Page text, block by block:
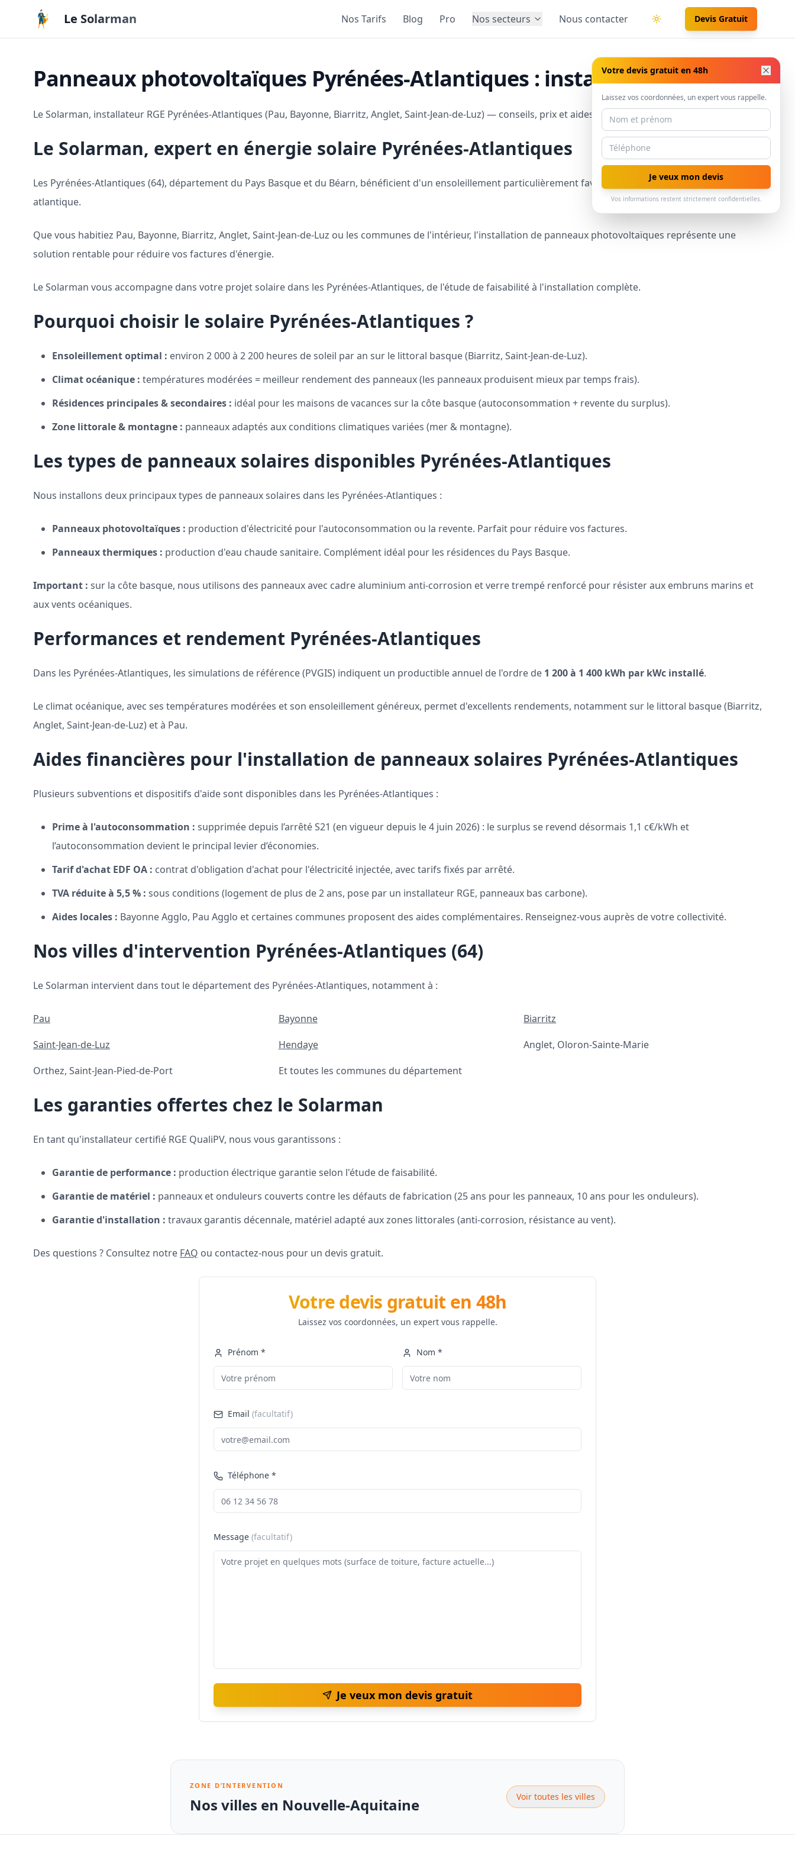
Aller au contenu principal
Le Solarman Nos Tarifs Blog Pro Nos secteurs Nous contacter Basculer le thème
Devis Gratuit
Panneaux photovoltaïques Pyrénées-Atlantiques : installation & devis
Le Solarman, installateur RGE Pyrénées-Atlantiques (Pau, Bayonne, Biarritz, Anglet, Saint-Jean-de-Luz) — conseils, prix et aides 2025.
Le Solarman, expert en énergie solaire Pyrénées-Atlantiques
Les Pyrénées-Atlantiques (64), département du Pays Basque et du Béarn, bénéficient d'un ensoleillement particulièrement favorable, notamment sur le littoral
atlantique.
Que vous habitiez Pau, Bayonne, Biarritz, Anglet, Saint-Jean-de-Luz ou les communes de l'intérieur, l'installation de panneaux photovoltaïques représente une
solution rentable pour réduire vos factures d'énergie.
Le Solarman vous accompagne dans votre projet solaire dans les Pyrénées-Atlantiques, de l'étude de faisabilité à l'installation complète.
Pourquoi choisir le solaire Pyrénées-Atlantiques ?
Ensoleillement optimal : environ 2 000 à 2 200 heures de soleil par an sur le littoral basque (Biarritz, Saint-Jean-de-Luz).
Climat océanique : températures modérées = meilleur rendement des panneaux (les panneaux produisent mieux par temps frais).
Résidences principales & secondaires : idéal pour les maisons de vacances sur la côte basque (autoconsommation + revente du surplus).
Zone littorale & montagne : panneaux adaptés aux conditions climatiques variées (mer & montagne).
Les types de panneaux solaires disponibles Pyrénées-Atlantiques
Nous installons deux principaux types de panneaux solaires dans les Pyrénées-Atlantiques :
Panneaux photovoltaïques : production d'électricité pour l'autoconsommation ou la revente. Parfait pour réduire vos factures.
Panneaux thermiques : production d'eau chaude sanitaire. Complément idéal pour les résidences du Pays Basque.
Important : sur la côte basque, nous utilisons des panneaux avec cadre aluminium anti-corrosion et verre trempé renforcé pour résister aux embruns marins et
aux vents océaniques.
Performances et rendement Pyrénées-Atlantiques
Dans les Pyrénées-Atlantiques, les simulations de référence (PVGIS) indiquent un productible annuel de l'ordre de 1 200 à 1 400 kWh par kWc installé.
Le climat océanique, avec ses températures modérées et son ensoleillement généreux, permet d'excellents rendements, notamment sur le littoral basque (Biarritz,
Anglet, Saint-Jean-de-Luz) et à Pau.
Aides financières pour l'installation de panneaux solaires Pyrénées-Atlantiques
Plusieurs subventions et dispositifs d'aide sont disponibles dans les Pyrénées-Atlantiques :
Prime à l'autoconsommation : supprimée depuis l’arrêté S21 (en vigueur depuis le 4 juin 2026) : le surplus se revend désormais 1,1 c€/kWh et
l’autoconsommation devient le principal levier d’économies.
Tarif d'achat EDF OA : contrat d'obligation d'achat pour l'électricité injectée, avec tarifs fixés par arrêté.
TVA réduite à 5,5 % : sous conditions (logement de plus de 2 ans, pose par un installateur RGE, panneaux bas carbone).
Aides locales : Bayonne Agglo, Pau Agglo et certaines communes proposent des aides complémentaires. Renseignez-vous auprès de votre collectivité.
Nos villes d'intervention Pyrénées-Atlantiques (64)
Le Solarman intervient dans tout le département des Pyrénées-Atlantiques, notamment à :
Pau Bayonne
Biarritz
Saint-Jean-de-Luz
Hendaye
Anglet, Oloron-Sainte-Marie
Orthez, Saint-Jean-Pied-de-Port
Et toutes les communes du département
Les garanties offertes chez le Solarman
En tant qu'installateur certifié RGE QualiPV, nous vous garantissons :
Garantie de performance : production électrique garantie selon l'étude de faisabilité.
Garantie de matériel : panneaux et onduleurs couverts contre les défauts de fabrication (25 ans pour les panneaux, 10 ans pour les onduleurs).
Garantie d'installation : travaux garantis décennale, matériel adapté aux zones littorales (anti-corrosion, résistance au vent).
Des questions ? Consultez notre FAQ ou contactez-nous pour un devis gratuit.
Votre devis gratuit en 48h
Laissez vos coordonnées, un expert vous rappelle.
Prénom * Nom *
Email (facultatif)
Téléphone *
Message (facultatif)
Je veux mon devis gratuit
ZONE D’INTERVENTION
Nos villes en Nouvelle-Aquitaine Voir toutes les villes
Votre devis gratuit en 48h
Laissez vos coordonnées, un expert vous rappelle.
Je veux mon devis
Vos informations restent strictement confidentielles.